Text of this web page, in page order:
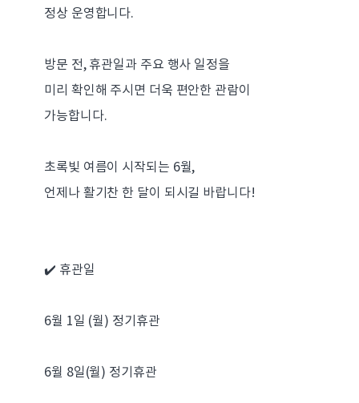
정상 운영합니다.
방문 전, 휴관일과 주요 행사 일정을
미리 확인해 주시면 더욱 편안한 관람이
가능합니다.
초록빛 여름이 시작되는 6월,
언제나 활기찬 한 달이 되시길 바랍니다!
✔️ 휴관일
6월 1일 (월) 정기휴관
6월 8일(월) 정기휴관